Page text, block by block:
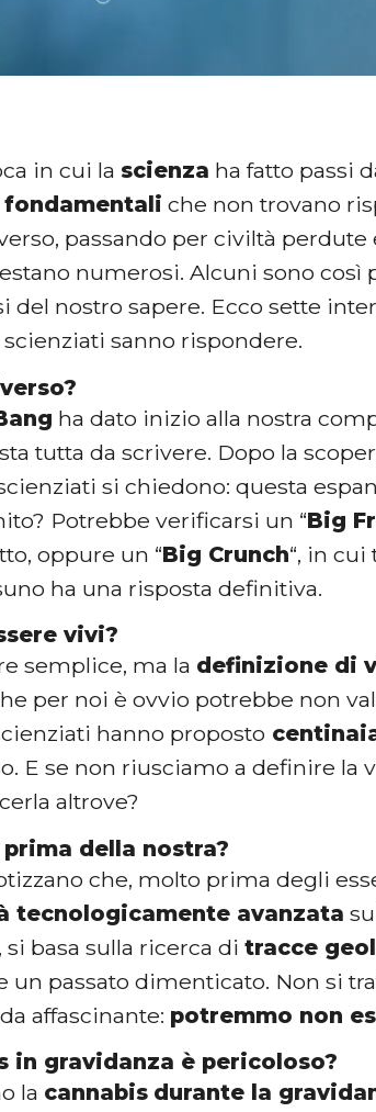
in cui la scienza ha fatto passi
fondamentali che non trovano
passando per civiltà
numerosi. Alcuni sono così
del nostro sapere. Ecco sette
sanno rispondere.
ha dato inizio alla nostra
tutta da scrivere. Dopo la
si chiedono: questa
Potrebbe verificarsi un “Big
oppure un “Big Crunch“, in cui
ha una risposta definitiva.
vivi?
semplice, ma la definizione di
per noi è ovvio potrebbe non
hanno proposto
E se non riusciamo a definire la
altrove?
prima della nostra?
che, molto prima degli
tecnologicamente avanzata
basa sulla ricerca ditracce
un passato dimenticato. Non si
affascinante: potremmo non
in gravidanza è pericoloso?
la cannabis durante la